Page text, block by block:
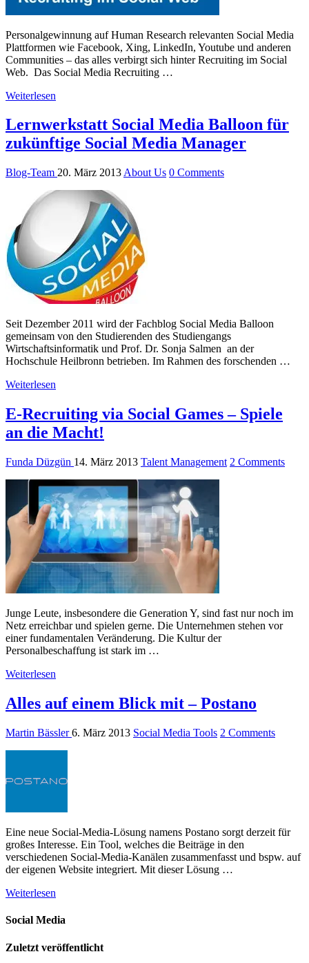
Personalgewinnung auf Human Research relevanten Social Media
Plattformen wie Facebook, Xing, LinkedIn, Youtube und anderen
Communities – das alles verbirgt sich hinter Recruiting im Social
Web. Das Social Media Recruiting …
Weiterlesen
Lernwerkstatt Social Media Balloon für
zukünftige Social Media Manager
Blog-Team 20. März 2013 About Us 0 Comments
Seit Dezember 2011 wird der Fachblog Social Media Balloon
gemeinsam von den Studierenden des Studiengangs
Wirtschaftsinformatik und Prof. Dr. Sonja Salmen an der
Hochschule Heilbronn betrieben. Im Rahmen des forschenden …
Weiterlesen
E-Recruiting via Social Games – Spiele
an die Macht!
Funda Düzgün 14. März 2013 Talent Management 2 Comments
Junge Leute, insbesondere die Generation Y, sind fast nur noch im
Netz erreichbar und spielen gerne. Die Unternehmen stehen vor
einer fundamentalen Veränderung. Die Kultur der
Personalbeschaffung ist stark im …
Weiterlesen
Alles auf einem Blick mit – Postano
Martin Bässler6. März 2013 Social Media Tools 2 Comments
Eine neue Social-Media-Lösung namens Postano sorgt derzeit für
großes Interesse. Ein Tool, welches die Beiträge in den
verschiedenen Social-Media-Kanälen zusammenfasst und bspw. auf
der eigenen Website integriert. Mit dieser Lösung …
Weiterlesen
Social Media
Zuletzt veröffentlicht